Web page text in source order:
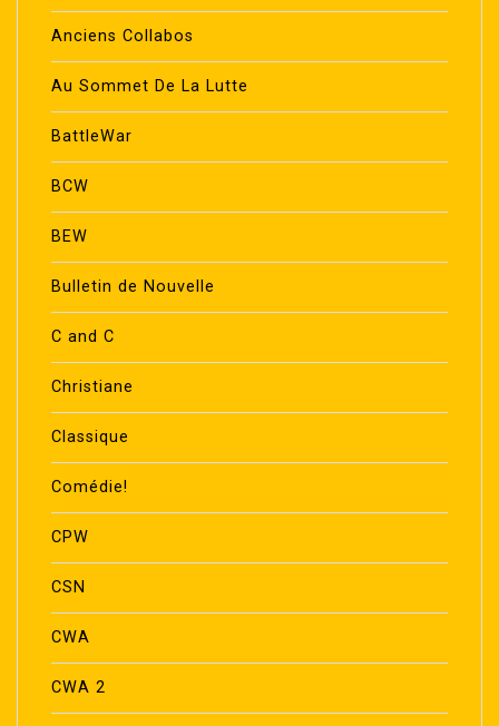
Anciens Collabos
Au Sommet De La Lutte
BattleWar
BCW
BEW
Bulletin de Nouvelle
C and C
Christiane
Classique
Comédie!
CPW
CSN
CWA
CWA 2